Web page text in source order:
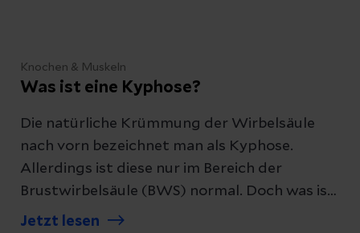
Knochen & Muskeln
Was ist eine Kyphose?
Die natürliche Krümmung der Wirbelsäule
nach vorn bezeichnet man als Kyphose.
Allerdings ist diese nur im Bereich der
Brustwirbelsäule (BWS) normal. Doch was ist,
wenn die Verkrümmung der Wirbelsäule
Jetzt lesen